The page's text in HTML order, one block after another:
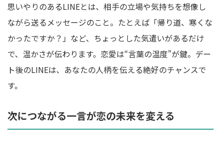
思いやりのあるLINEとは、相手の立場や気持ちを想像し
ながら送るメッセージのこと。たとえば「帰り道、寒くな
かったですか？」など、ちょっとした気遣いがあるだけ
で、温かさが伝わります。恋愛は“言葉の温度”が鍵。デー
ト後のLINEは、あなたの人柄を伝える絶好のチャンスで
す。
次につながる一言が恋の未来を変える